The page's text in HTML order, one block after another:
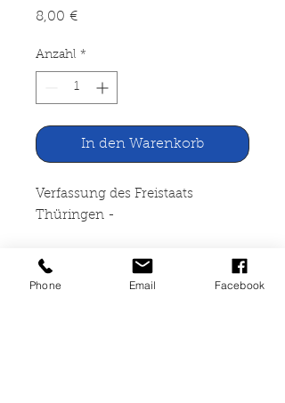
8,00 €Preis
Anzahl *
In den Warenkorb
Verfassung des Freistaats
Thüringen -
auf dem Weg nach Europa
Phone Email Facebook